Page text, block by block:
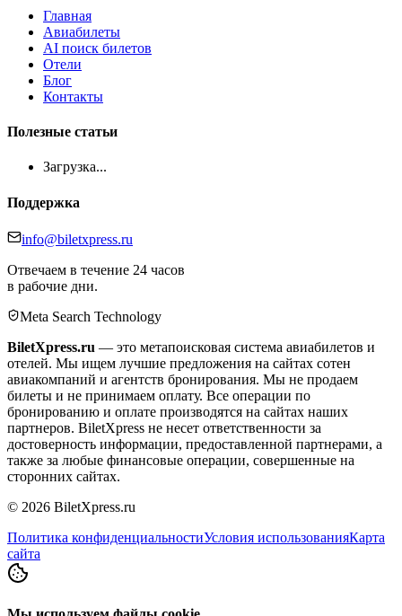
Главная
Авиабилеты
AI поиск билетов
Отели
Блог
Контакты
Полезные статьи
Загрузка...
Поддержка
info@biletxpress.ru
Отвечаем в течение 24 часов
в рабочие дни.
Meta Search Technology
BiletXpress.ru — это метапоисковая система авиабилетов и
отелей. Мы ищем лучшие предложения на сайтах сотен
авиакомпаний и агентств бронирования. Мы не продаем
билеты и не принимаем оплату. Все операции по
бронированию и оплате производятся на сайтах наших
партнеров. BiletXpress не несет ответственности за
достоверность информации, предоставленной партнерами, а
также за любые финансовые операции, совершенные на
сторонних сайтах.
© 2026 BiletXpress.ru
Политика конфиденциальностиУсловия использованияКарта
сайта